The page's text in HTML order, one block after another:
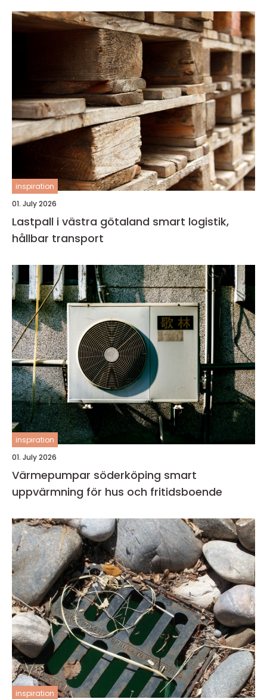
inspiration
01. July 2026
Lastpall i västra götaland smart logistik,
hållbar transport
inspiration
01. July 2026
Värmepumpar söderköping smart
uppvärmning för hus och fritidsboende
inspiration